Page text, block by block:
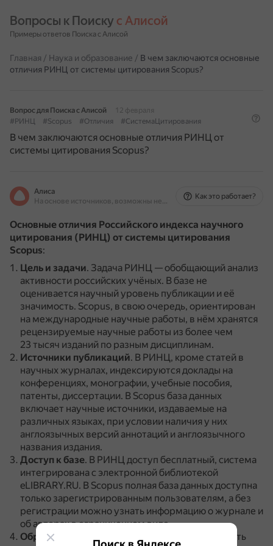
Вопросы к Поиску с Алисой
Примеры ответов Поиска с Алисой
Главная / Наука и образование / В чем заключаются основные
отличия РИНЦ от системы цитирования Scopus?
Вопрос для Поиска с Алисой
12 февраля
#РИНЦ
#Scopus #Отличия #СистемаЦитирования
В чем заключаются основные отличия РИНЦ от
системы цитирования Scopus?
Алиса
На основе источников, возможны неточности
Как это работает?
Основные отличия Российского индекса научного
цитирования (РИНЦ) от системы цитирования
Scopus:
Цель и задачи. Задача РИНЦ — обобщающий анализ
активности российских учёных. В базе не
оценивается научный уровень публикации и её
значимость. Scopus, в свою очередь, ориентирован
на международные научные работы, в нём хранятся
рецензируемые научные работы из более чем
23 тысяч изданий по разным дисциплинам.
Источники публикаций. В РИНЦ, кроме статей в
научных журналах, индексируются доклады на
конференциях, монографии, учебные пособия,
патенты, диссертации. В Scopus база данных
включает научные источники, издаваемые на
различных языках, при условии наличия у них
англоязычных версий аннотаций и англоязычного
названия издания.
Доступ к базе. В РИНЦ доступ бесплатный, система
интегрирована с электронной библиотекой
eLIBRARY.RU. В Scopus полная база данных доступна
только зарегистрированным пользователям, а без
регистрации можно узнать информацию о журнале и
об авторах в ограниченном виде.
Обработка профилей организаций
В РИНЦ есть